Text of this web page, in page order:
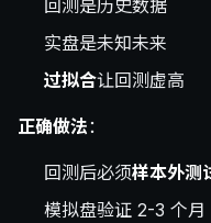
回测是历史数据
实盘是未知未来
过拟合让回测虚高
正确做法：
回测后必须样本外测
模拟盘验证 2-3 个月